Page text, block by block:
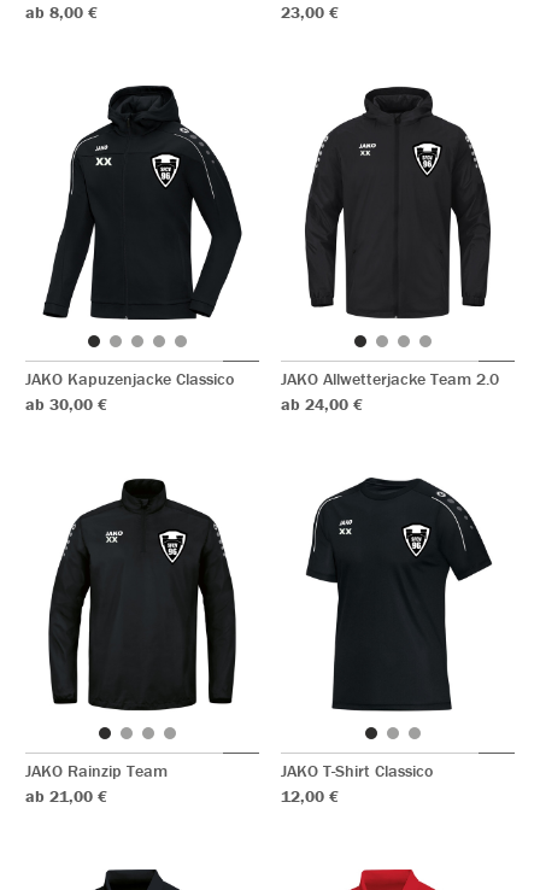
ab 8,00 €
23,00 €
JAKO Kapuzenjacke Classico
ab 30,00 €
JAKO Allwetterjacke Team 2.0
ab 24,00 €
JAKO Rainzip Team
ab 21,00 €
JAKO T-Shirt Classico
12,00 €